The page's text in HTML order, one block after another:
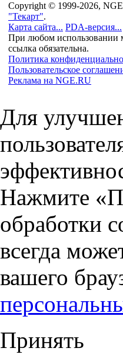
Copyright © 1999-2026,
"Текарт".
Карта сайта... PDA-версия...
При любом использовании
ссылка обязательна.
Политика
Пользовательское
Реклама на NGE.RU
Для
Нажмите
обработки
всегда
вашего
Принять